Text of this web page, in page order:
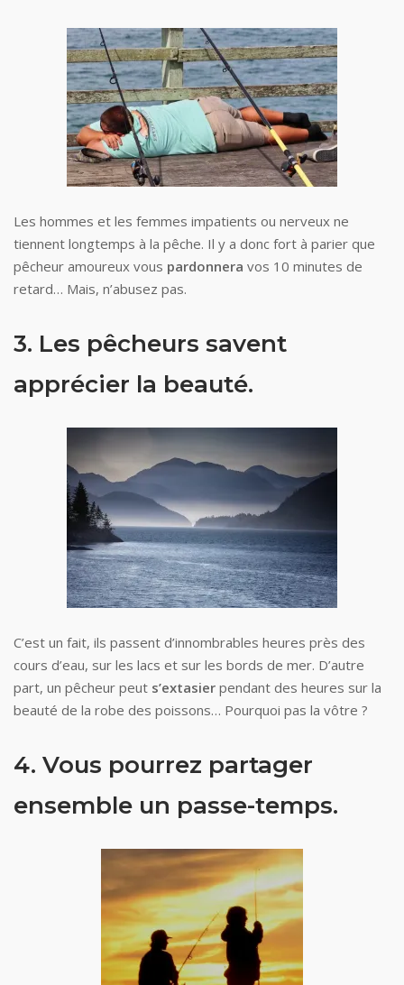
Les hommes et les femmes impatients ou nerveux ne
tiennent longtemps à la pêche. Il y a donc fort à parier que
pêcheur amoureux vous pardonnera vos 10 minutes de
retard… Mais, n’abusez pas.
3. Les pêcheurs savent
apprécier la beauté.
C’est un fait, ils passent d’innombrables heures près des
cours d’eau, sur les lacs et sur les bords de mer. D’autre
part, un pêcheur peut s’extasier pendant des heures sur la
beauté de la robe des poissons… Pourquoi pas la vôtre ?
4. Vous pourrez partager
ensemble un passe-temps.